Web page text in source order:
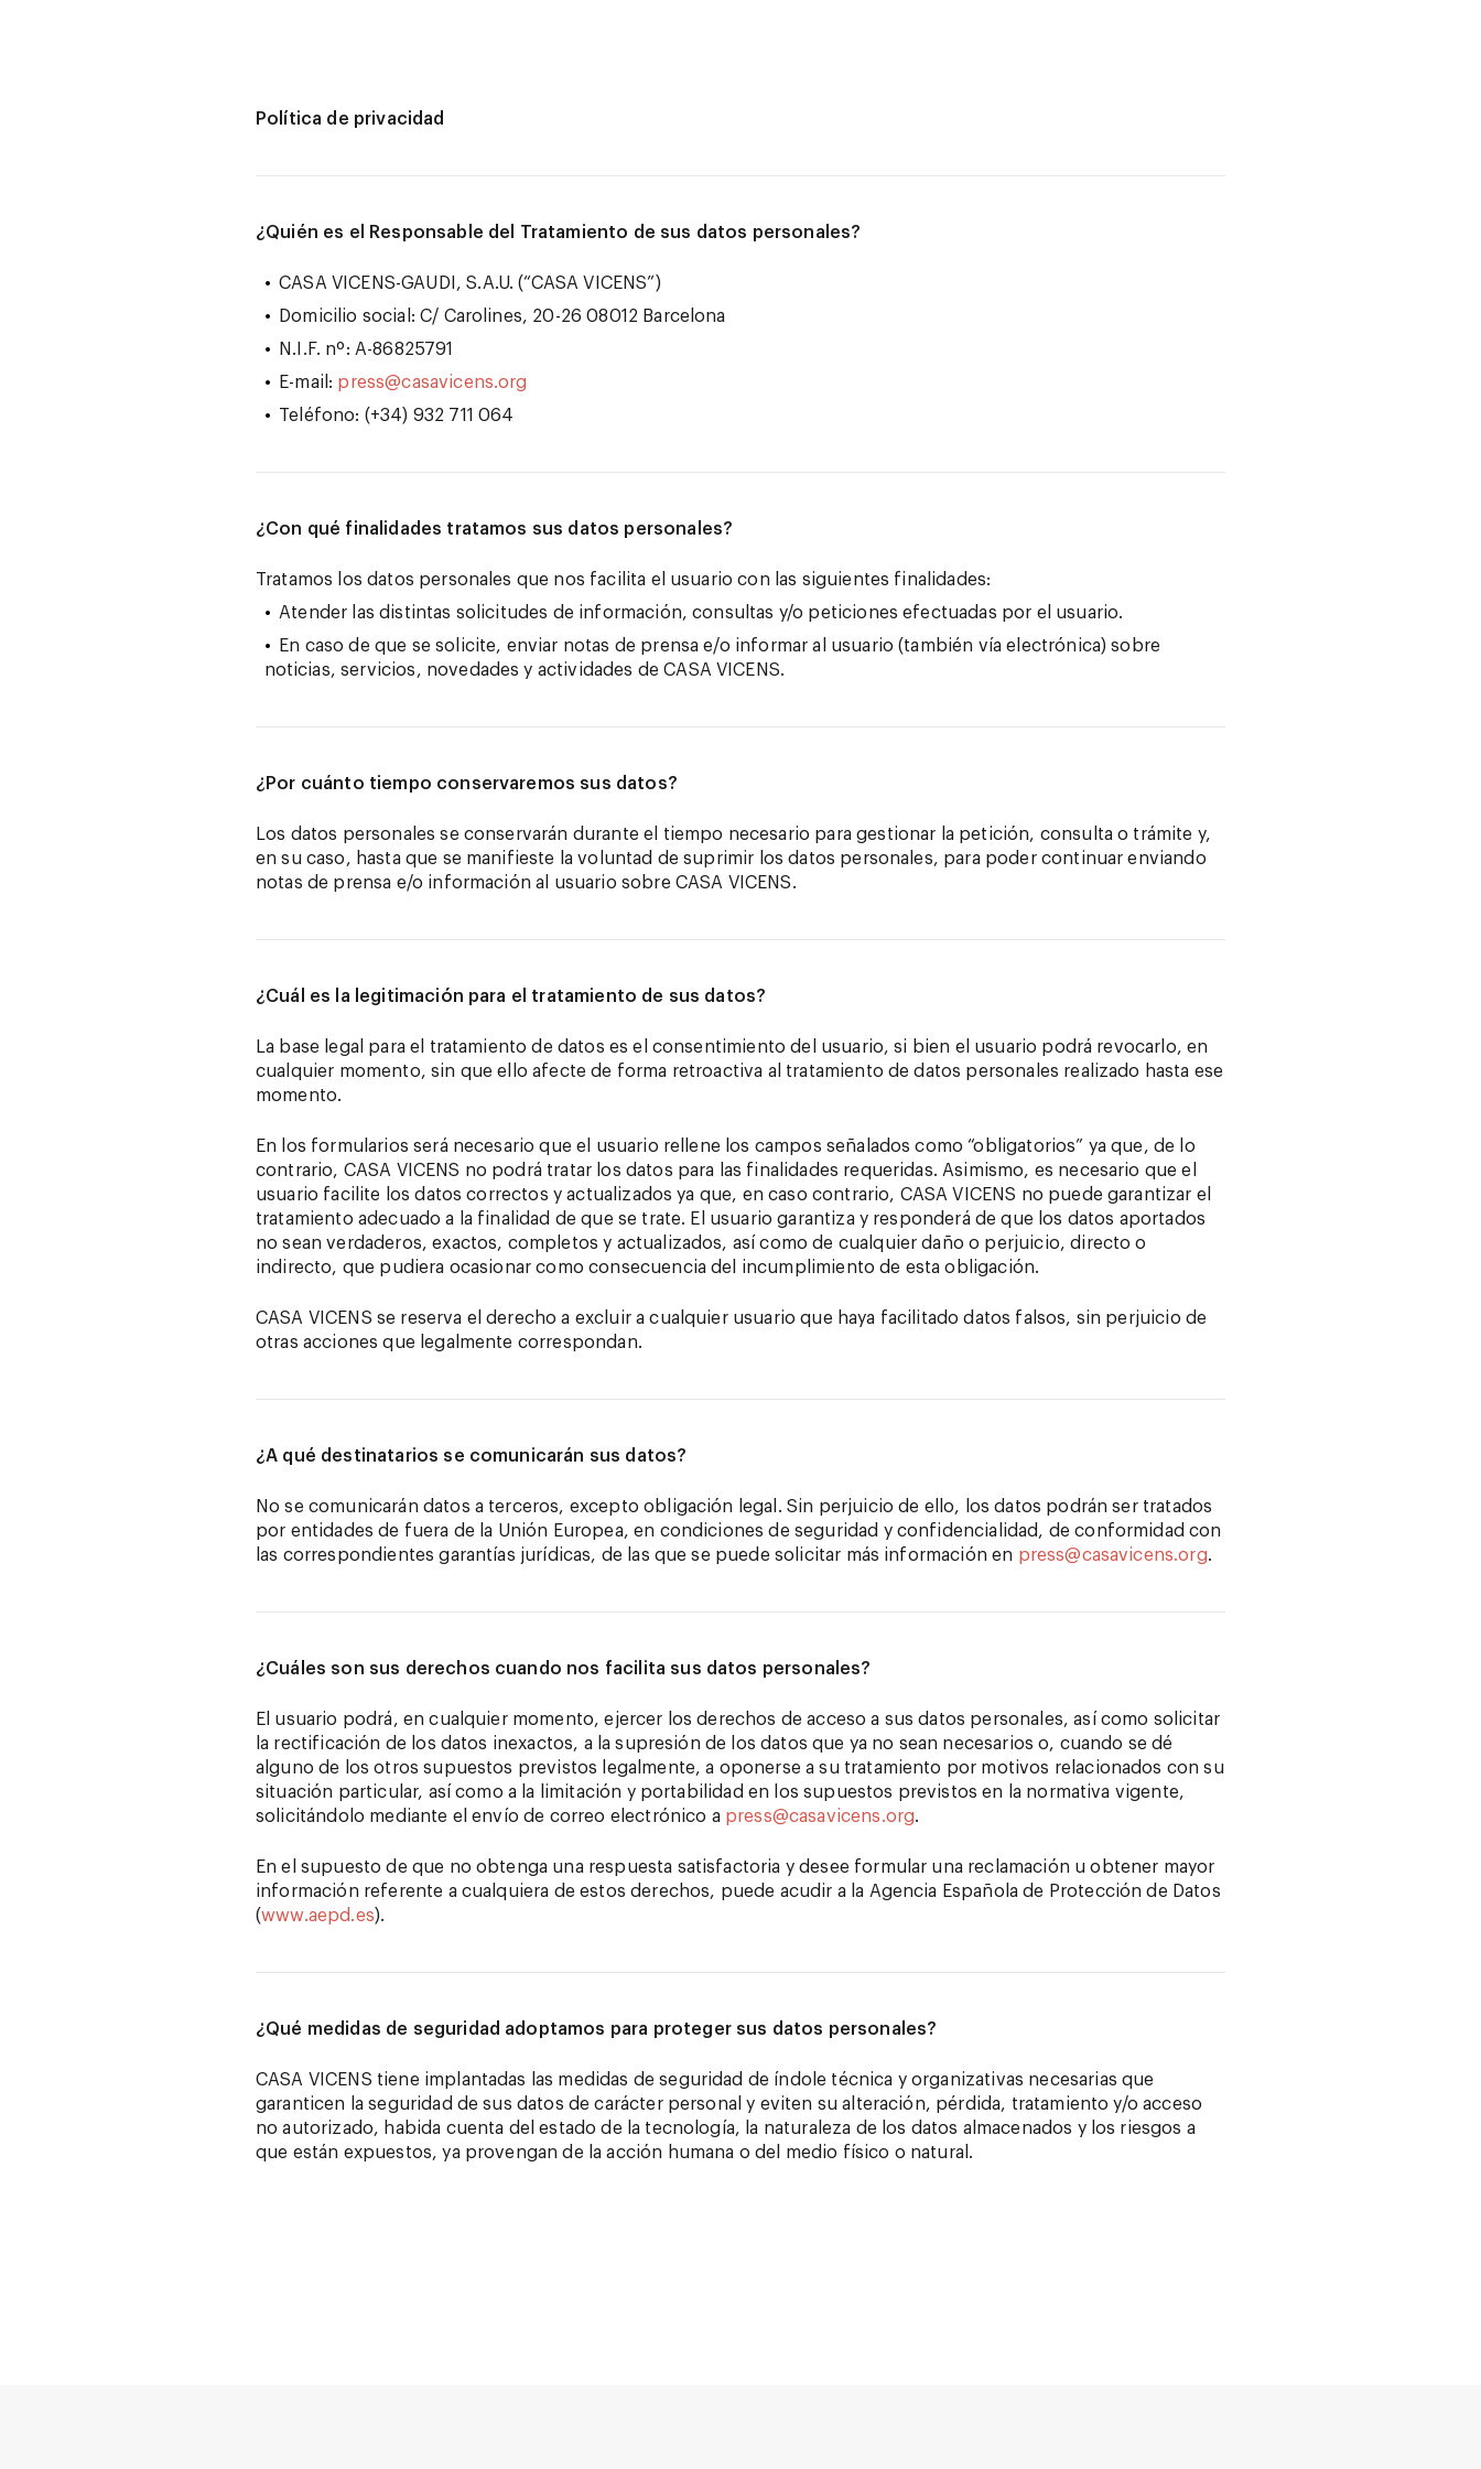
Política de privacidad
¿Quién es el Responsable del Tratamiento de sus datos personales?
CASA VICENS-GAUDI, S.A.U. (“CASA VICENS”)
Domicilio social: C/ Carolines, 20-26 08012 Barcelona
N.I.F. nº: A-86825791
E-mail: press@casavicens.org
Teléfono: (+34) 932 711 064
¿Con qué finalidades tratamos sus datos personales?
Tratamos los datos personales que nos facilita el usuario con las siguientes finalidades:
Atender las distintas solicitudes de información, consultas y/o peticiones efectuadas por el usuario.
En caso de que se solicite, enviar notas de prensa e/o informar al usuario (también vía electrónica) sobre
noticias, servicios, novedades y actividades de CASA VICENS.
¿Por cuánto tiempo conservaremos sus datos?
Los datos personales se conservarán durante el tiempo necesario para gestionar la petición, consulta o trámite y,
en su caso, hasta que se manifieste la voluntad de suprimir los datos personales, para poder continuar enviando
notas de prensa e/o información al usuario sobre CASA VICENS.
¿Cuál es la legitimación para el tratamiento de sus datos?
La base legal para el tratamiento de datos es el consentimiento del usuario, si bien el usuario podrá revocarlo, en
cualquier momento, sin que ello afecte de forma retroactiva al tratamiento de datos personales realizado hasta ese
momento.
En los formularios será necesario que el usuario rellene los campos señalados como “obligatorios” ya que, de lo
contrario, CASA VICENS no podrá tratar los datos para las finalidades requeridas. Asimismo, es necesario que el
usuario facilite los datos correctos y actualizados ya que, en caso contrario, CASA VICENS no puede garantizar el
tratamiento adecuado a la finalidad de que se trate. El usuario garantiza y responderá de que los datos aportados
no sean verdaderos, exactos, completos y actualizados, así como de cualquier daño o perjuicio, directo o
indirecto, que pudiera ocasionar como consecuencia del incumplimiento de esta obligación.
CASA VICENS se reserva el derecho a excluir a cualquier usuario que haya facilitado datos falsos, sin perjuicio de
otras acciones que legalmente correspondan.
¿A qué destinatarios se comunicarán sus datos?
No se comunicarán datos a terceros, excepto obligación legal. Sin perjuicio de ello, los datos podrán ser tratados
por entidades de fuera de la Unión Europea, en condiciones de seguridad y confidencialidad, de conformidad con
las correspondientes garantías jurídicas, de las que se puede solicitar más información en press@casavicens.org.
¿Cuáles son sus derechos cuando nos facilita sus datos personales?
El usuario podrá, en cualquier momento, ejercer los derechos de acceso a sus datos personales, así como solicitar
la rectificación de los datos inexactos, a la supresión de los datos que ya no sean necesarios o, cuando se dé
alguno de los otros supuestos previstos legalmente, a oponerse a su tratamiento por motivos relacionados con su
situación particular, así como a la limitación y portabilidad en los supuestos previstos en la normativa vigente,
solicitándolo mediante el envío de correo electrónico a press@casavicens.org.
En el supuesto de que no obtenga una respuesta satisfactoria y desee formular una reclamación u obtener mayor
información referente a cualquiera de estos derechos, puede acudir a la Agencia Española de Protección de Datos
(www.aepd.es).
¿Qué medidas de seguridad adoptamos para proteger sus datos personales?
CASA VICENS tiene implantadas las medidas de seguridad de índole técnica y organizativas necesarias que
garanticen la seguridad de sus datos de carácter personal y eviten su alteración, pérdida, tratamiento y/o acceso
no autorizado, habida cuenta del estado de la tecnología, la naturaleza de los datos almacenados y los riesgos a
que están expuestos, ya provengan de la acción humana o del medio físico o natural.